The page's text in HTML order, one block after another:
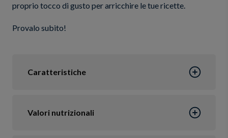
proprio tocco di gusto per arricchire le tue ricette.
Provalo subito!
Caratteristiche
Valori nutrizionali